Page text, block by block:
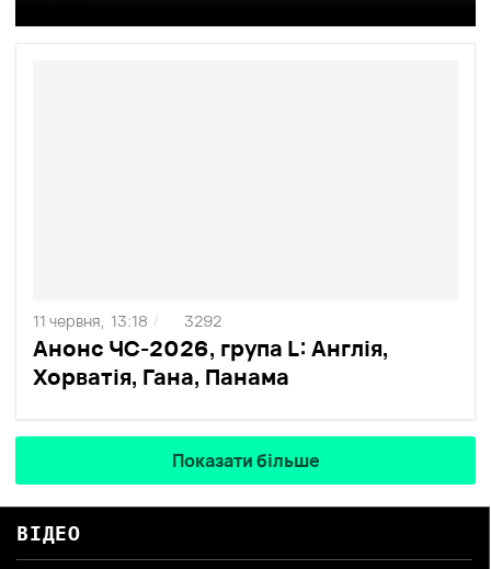
Анонс ЧС-2026, група L: Англія,
Хорватія, Гана, Панама
11 червня, 13:18 / 3292
Показати більше
ВІДЕО